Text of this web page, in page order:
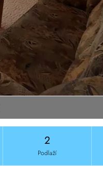
2
Podlaží